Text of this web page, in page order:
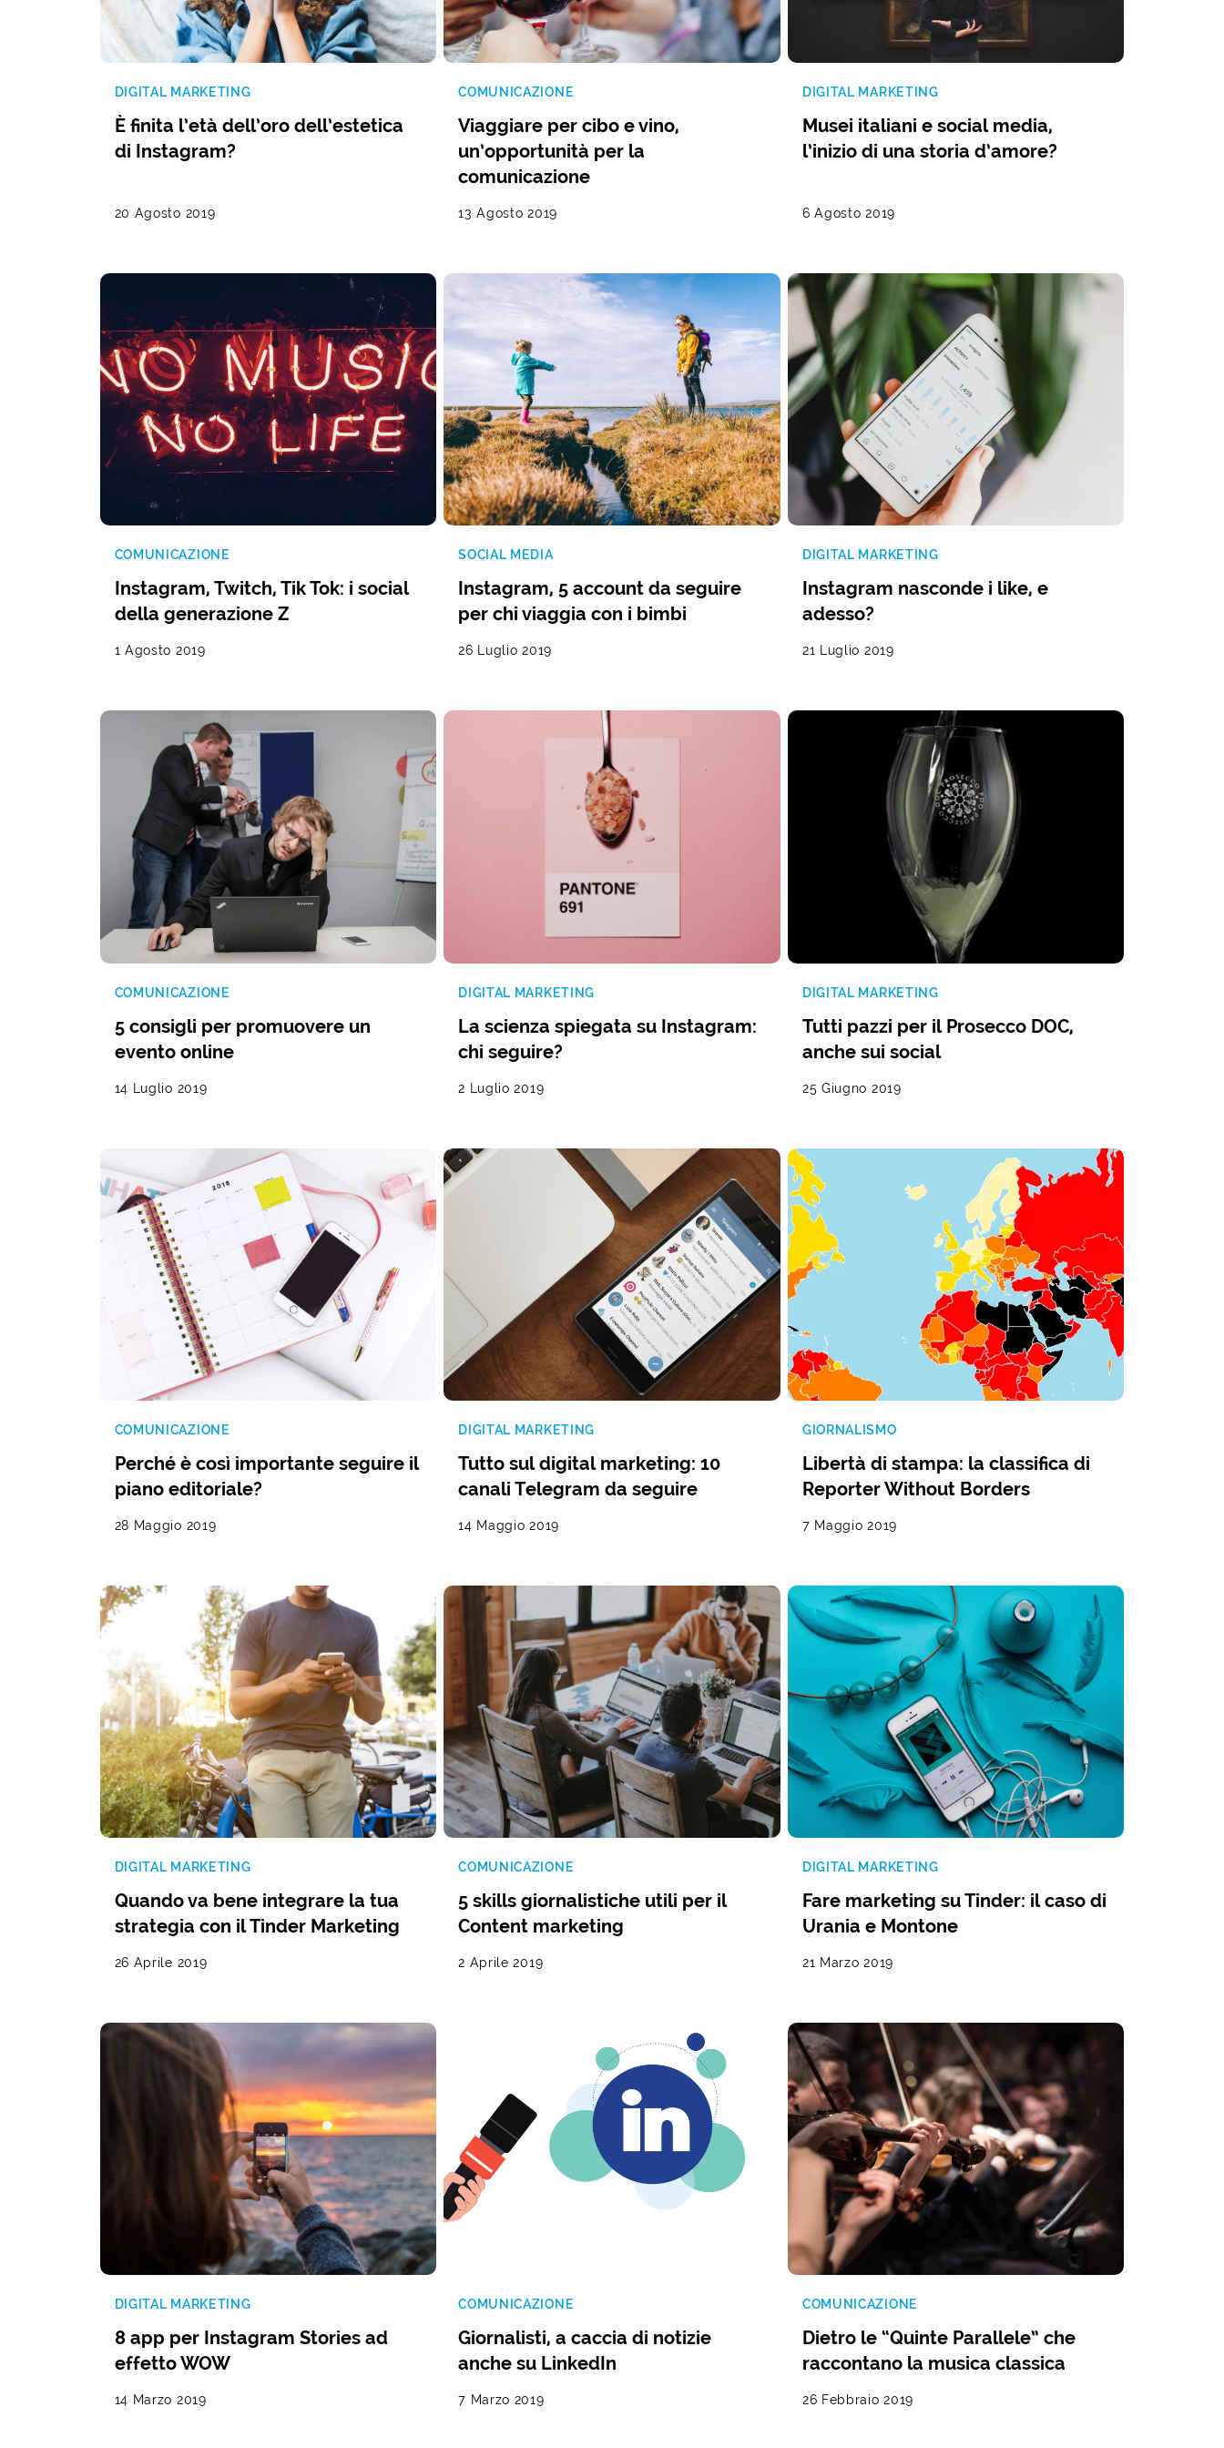
DIGITAL MARKETING
È finita l’età dell’oro dell’estetica
di Instagram?
20 Agosto 2019
COMUNICAZIONE
Viaggiare per cibo e vino,
un’opportunità per la
comunicazione
13 Agosto 2019
DIGITAL MARKETING
Musei italiani e social media,
l’inizio di una storia d’amore?
6 Agosto 2019
COMUNICAZIONE
Instagram, Twitch, Tik Tok: i social
della generazione Z
1 Agosto 2019
SOCIAL MEDIA
Instagram, 5 account da seguire
per chi viaggia con i bimbi
26 Luglio 2019
DIGITAL MARKETING
Instagram nasconde i like, e
adesso?
21 Luglio 2019
COMUNICAZIONE
5 consigli per promuovere un
evento online
14 Luglio 2019
DIGITAL MARKETING
La scienza spiegata su Instagram:
chi seguire?
2 Luglio 2019
DIGITAL MARKETING
Tutti pazzi per il Prosecco DOC,
anche sui social
25 Giugno 2019
COMUNICAZIONE
Perché è così importante seguire il
piano editoriale?
28 Maggio 2019
DIGITAL MARKETING
Tutto sul digital marketing: 10
canali Telegram da seguire
14 Maggio 2019
GIORNALISMO
Libertà di stampa: la classifica di
Reporter Without Borders
7 Maggio 2019
DIGITAL MARKETING
Quando va bene integrare la tua
strategia con il Tinder Marketing
26 Aprile 2019
COMUNICAZIONE
5 skills giornalistiche utili per il
Content marketing
2 Aprile 2019
DIGITAL MARKETING
Fare marketing su Tinder: il caso di
Urania e Montone
21 Marzo 2019
DIGITAL MARKETING
8 app per Instagram Stories ad
effetto WOW
14 Marzo 2019
COMUNICAZIONE
Giornalisti, a caccia di notizie
anche su LinkedIn
7 Marzo 2019
COMUNICAZIONE
Dietro le “Quinte Parallele” che
raccontano la musica classica
26 Febbraio 2019